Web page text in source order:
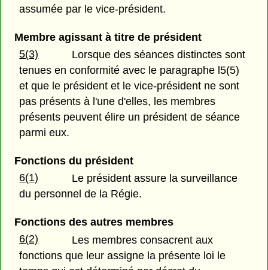
assumée par le vice-président.
Membre agissant à titre de président
5(3)
Lorsque des séances distinctes sont
tenues en conformité avec le paragraphe l5(5)
et que le président et le vice-président ne sont
pas présents à l'une d'elles, les membres
présents peuvent élire un président de séance
parmi eux.
Fonctions du président
6(1)
Le président assure la surveillance
du personnel de la Régie.
Fonctions des autres membres
6(2)
Les membres consacrent aux
fonctions que leur assigne la présente loi le